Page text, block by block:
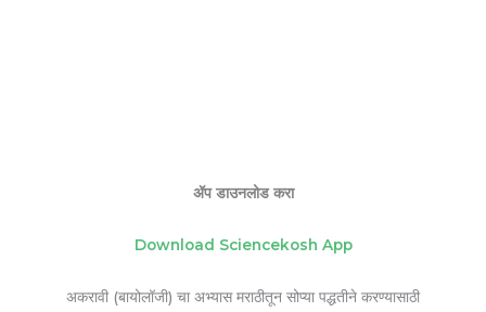
ॲप डाउनलोड करा
Download Sciencekosh App
अकरावी (बायोलॉजी) चा अभ्यास मराठीतून सोप्या पद्धतीने करण्यासाठी